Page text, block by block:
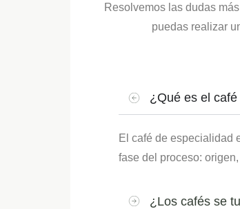
Resolvemos las dudas
puedas realizar
¿Qué es el café
El café de especialidad
fase del proceso:
¿Los cafés se